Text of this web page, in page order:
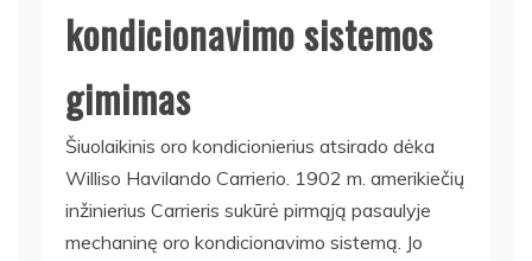
kondicionavimo sistemos
gimimas
Šiuolaikinis oro kondicionierius atsirado dėka
Williso Havilando Carrierio. 1902 m. amerikiečių
inžinierius Carrieris sukūrė pirmąją pasaulyje
mechaninę oro kondicionavimo sistemą. Jo